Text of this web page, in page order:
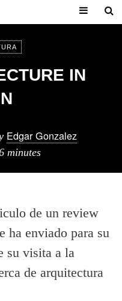
IN
Edgar Gonzalez
minutes
ha enviado para su
su visita a la
de arquitectura